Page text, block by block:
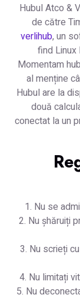
Hubul Atco &
de către
verlihub, un
find
Momentam
al menține
Hubul are la
două
conectat la un
1. Nu se
2. Nu șhăruiți
3. Nu scrieți
4. Nu limitați
5. Nu